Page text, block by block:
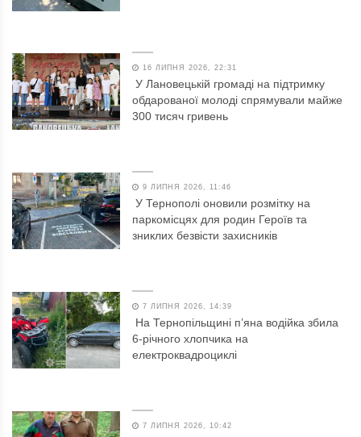
16 ЛИПНЯ 2026, 22:31
У Лановецькій громаді на підтримку
обдарованої молоді спрямували майже
300 тисяч гривень
9 ЛИПНЯ 2026, 11:46
У Тернополі оновили розмітку на
паркомісцях для родин Героїв та
зниклих безвісти захисників
7 ЛИПНЯ 2026, 14:39
На Тернопільщині п’яна водійка збила
6-річного хлопчика на
електроквадроциклі
7 ЛИПНЯ 2026, 10:42